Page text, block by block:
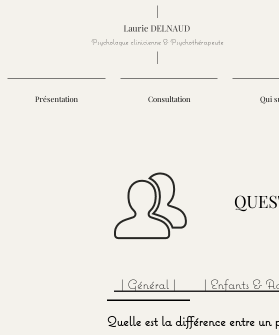
Laurie DELNAUD
Psychologue clinicienne & Psychothérapeute
Présentation Consultation Qui
| Général | | Enfants &
Quelle est la différence entre un